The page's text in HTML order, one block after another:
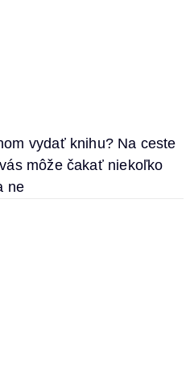
vydať knihu? Na ceste
môže čakať niekoľko
ne